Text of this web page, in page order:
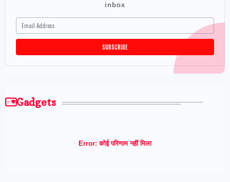
inbox
Gadgets
Error: कोई परिणाम नहीं मिला